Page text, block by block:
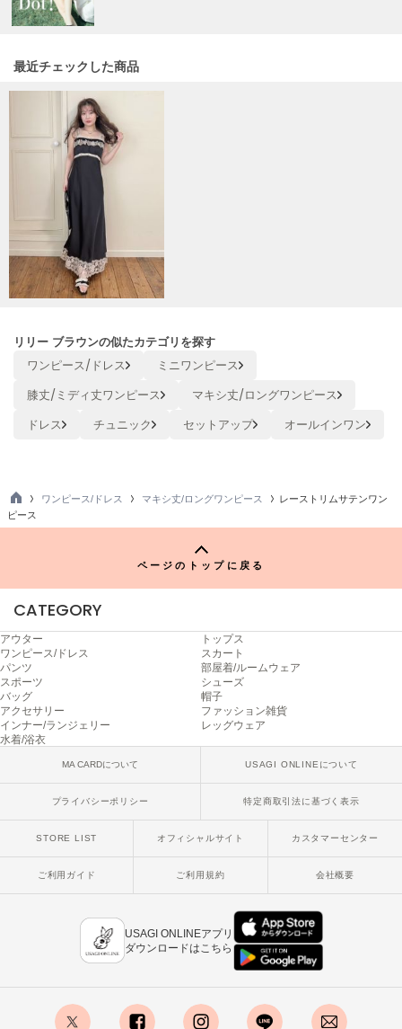
NEW Balance
ニューバランス
nezu
null.
ヌル
On
オニツカ タイガー
ORGUE
オルグ
Philly chocolate
poláura
ポローラ
PUMA
プーマ
リーボック
SALOMON
サンリオハウス
SESAME STREET MARKET
最近チェックした商品
リリー ブラウンの似たカテゴリを探す
ワンピース/ドレス
ミニワンピース
膝丈/ミディ丈ワンピース
マキシ丈/ロングワンピース
ドレス
チュニック セットアップ オールインワン
TO
P
ワンピース/ドレス マキシ丈/ロングワンピース
レーストリムサテンワン
ピース
ページのトップに戻る
CATEGORY
アウター
トップス
ワンピース/ドレス
スカート
パンツ
部屋着/ルームウェア
スポーツ
シューズ
バッグ
帽子
アクセサリー
ファッション雑貨
インナー/ランジェリー
レッグウェア
水着/浴衣
MA CARDについて USAGI ONLINEについて
プライバシーポリシー 特定商取引法に基づく表示
STORE LIST オフィシャルサイト カスタマーセンター
ご利用ガイド ご利用規約 会社概要
USAGI ONLINEアプリ
ダウンロードはこちら